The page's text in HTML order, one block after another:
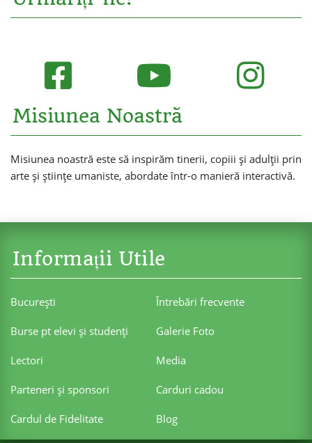
Misiunea Noastră
Misiunea noastră este să inspirăm tinerii, copiii și adulții prin
arte și științe umaniste, abordate într-o manieră interactivă.
Informații Utile
Bucureşti Întrebări frecvente
Burse pt elevi şi studenţi Galerie Foto
Lectori Media
Parteneri şi sponsori Carduri cadou
Cardul de Fidelitate Blog